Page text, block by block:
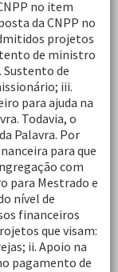
no item
da CNPP no
projetos
de ministro
Sustento de
iii.
para ajuda na
Todavia, o
Palavra. Por
para que
com
para Mestrado e
nível de
financeiros
que visam:
ii. Apoio na
pagamento de